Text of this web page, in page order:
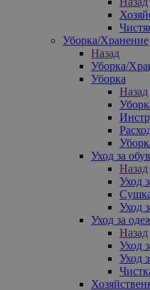
Уборка/Хранение
Назад
Уборка/
Уборка
Назад
Уход за
Назад
Уход
Уход
Уход за
Назад
Уход
Уход